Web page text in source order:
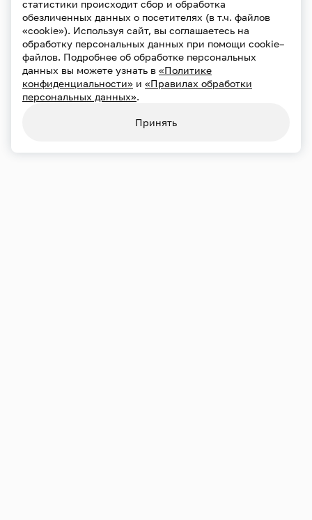
статистики происходит сбор и обработка
обезличенных данных о посетителях (в т.ч. файлов
«cookie»). Используя сайт, вы соглашаетесь на
обработку персональных данных при помощи cookie–
файлов. Подробнее об обработке персональных
данных вы можете узнать в «Политике
конфиденциальности» и «Правилах обработки
персональных данных».
Принять